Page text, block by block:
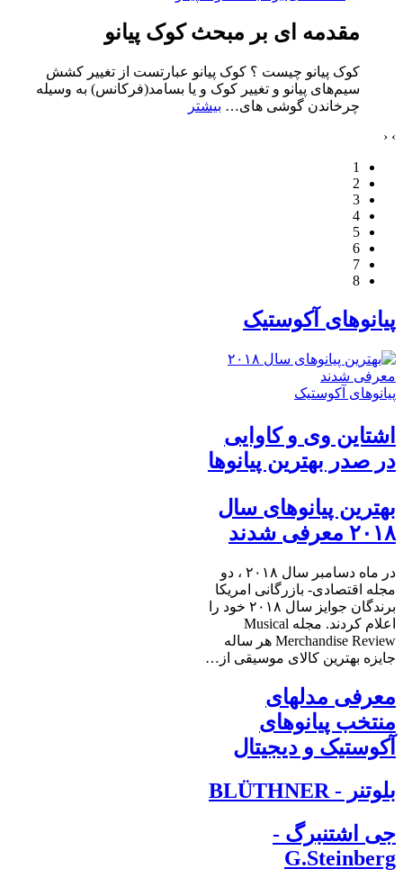
مقدمه ای بر مبحث کوک پیانو
کوک پیانو چیست ؟ کوک پیانو عبارتست از تغییر کشش
سیم‌های پیانو و تغییر کوک و یا بسامد(فرکانس) به وسیله
چرخاندن گوشی های… بیشتر
›
‹
1
2
3
4
5
6
7
8
پیانوهای آکوستیک
پیانوهای آکوستیک
اشتاین وی و کاوایی
در صدر بهترین پیانوها
بهترین پیانوهای سال
۲۰۱۸ معرفی شدند
در ماه دسامبر سال ۲۰۱۸ ، دو
مجله اقتصادی- بازرگانی امریکا
برندگان جوایز سال ۲۰۱۸ خود را
اعلام کردند. مجله Musical
Merchandise Review هر ساله
جایزه بهترین کالای موسیقی از…
معرفی مدلهای
منتخب پیانوهای
آکوستیک و دیجیتال
بلوتنر - BLÜTHNER
جی اشتنبرگ -
G.Steinberg